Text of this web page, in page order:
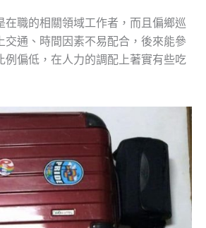
在職的相關領域工作者，而且偏鄉巡
交通、時間因素不易配合，後來能參
例偏低，在人力的調配上著實有些吃